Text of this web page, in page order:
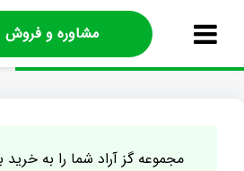
مشاوره و فروش
مجموعه گز آراد شما را به